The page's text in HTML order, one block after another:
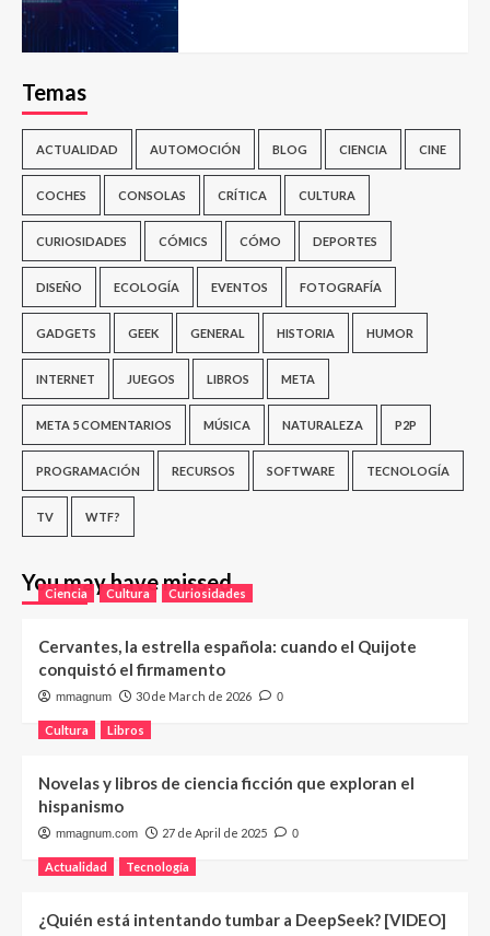
Temas
ACTUALIDAD AUTOMOCIÓN BLOG CIENCIA CINE
COCHES CONSOLAS CRÍTICA CULTURA
CURIOSIDADES CÓMICS CÓMO DEPORTES
DISEÑO ECOLOGÍA EVENTOS FOTOGRAFÍA
GADGETS GEEK GENERAL HISTORIA HUMOR
INTERNET JUEGOS LIBROS META
META 5 COMENTARIOS MÚSICA NATURALEZA P2P
PROGRAMACIÓN RECURSOS SOFTWARE TECNOLOGÍA
TV WTF?
You may have missed
Ciencia Cultura Curiosidades
Cervantes, la estrella española: cuando el Quijote
conquistó el firmamento
mmagnum 30 de March de 2026 0
Cultura Libros
Novelas y libros de ciencia ficción que exploran el
hispanismo
mmagnum.com 27 de April de 2025 0
Actualidad Tecnología
¿Quién está intentando tumbar a DeepSeek? [VIDEO]